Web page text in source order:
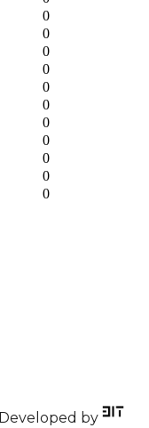
0
0
0
0
0
0
0
0
0
0
0
Developed by